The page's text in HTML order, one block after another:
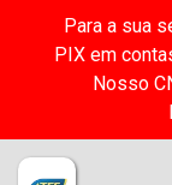
Para a sua
PIX em
Nosso